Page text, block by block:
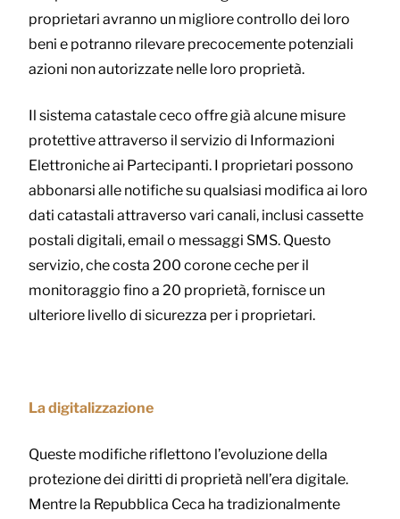
proprietari avranno un migliore controllo dei loro
beni e potranno rilevare precocemente potenziali
azioni non autorizzate nelle loro proprietà.
Il sistema catastale ceco offre già alcune misure
protettive attraverso il servizio di Informazioni
Elettroniche ai Partecipanti. I proprietari possono
abbonarsi alle notifiche su qualsiasi modifica ai loro
dati catastali attraverso vari canali, inclusi cassette
postali digitali, email o messaggi SMS. Questo
servizio, che costa 200 corone ceche per il
monitoraggio fino a 20 proprietà, fornisce un
ulteriore livello di sicurezza per i proprietari.
La digitalizzazione
Queste modifiche riflettono l’evoluzione della
protezione dei diritti di proprietà nell’era digitale.
Mentre la Repubblica Ceca ha tradizionalmente